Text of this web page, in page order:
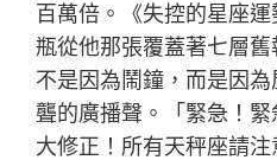
百萬倍。《失控的星座
瓶從他那張覆蓋著七層舊
不是因為鬧鐘，而是因
聾的廣播聲。「緊急！
大修正！所有天秤座請